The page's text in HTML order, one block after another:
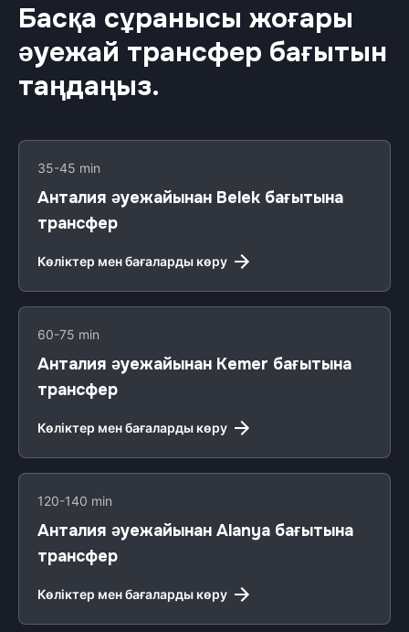
Басқа сұранысы жоғары
әуежай трансфер бағытын
таңдаңыз.
35-45 min
Анталия әуежайынан Belek бағытына
трансфер
Көліктер мен бағаларды көру
60-75 min
Анталия әуежайынан Kemer бағытына
трансфер
Көліктер мен бағаларды көру
120-140 min
Анталия әуежайынан Alanya бағытына
трансфер
Көліктер мен бағаларды көру